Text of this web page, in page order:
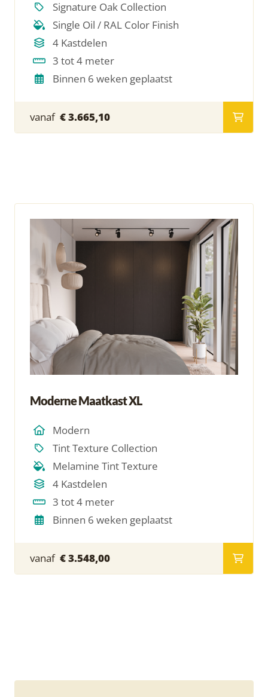
Signature Oak Collection
Single Oil / RAL Color Finish
4 Kastdelen
3 tot 4 meter
Binnen 6 weken geplaatst
vanaf € 3.665,10
Moderne Maatkast XL
Modern
Tint Texture Collection
Melamine Tint Texture
4 Kastdelen
3 tot 4 meter
Binnen 6 weken geplaatst
vanaf € 3.548,00